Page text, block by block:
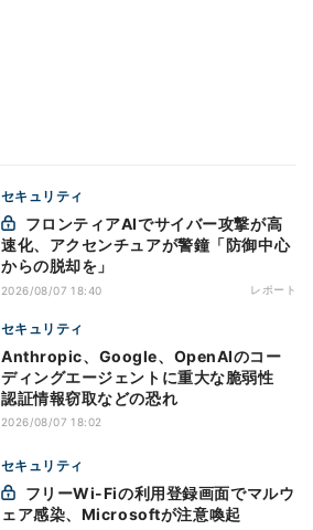
セキュリティ
速化、アクセンチュアが警鐘「防御中心
からの脱却を」
2026/08/07 18:40 レポート
セキュリティ
Anthropic、Google、OpenAIのコー
ディングエージェントに重大な脆弱性
認証情報窃取などの恐れ
2026/08/07 18:02
セキュリティ
ェア感染、Microsoftが注意喚起